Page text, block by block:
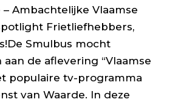
– Ambachtelijke Vlaamse
Frietliefhebbers,
Smulbus mocht
de aflevering “Vlaamse
populaire tv-programma
van Waarde. In deze